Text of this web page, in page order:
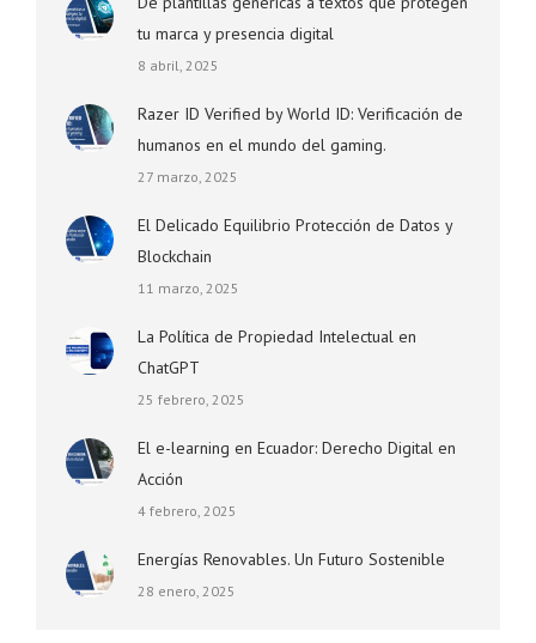
tu marca y presencia digital
8 abril, 2025
Razer ID Verified by World ID: Verificación de
humanos en el mundo del gaming.
27 marzo, 2025
El Delicado Equilibrio Protección de Datos y
Blockchain
11 marzo, 2025
La Política de Propiedad Intelectual en
ChatGPT
25 febrero, 2025
El e-learning en Ecuador: Derecho Digital en
Acción
4 febrero, 2025
Energías Renovables. Un Futuro Sostenible
28 enero, 2025